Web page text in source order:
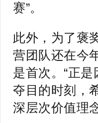
赛”。
此外，为了褒
营团队还在今
是首次。“正
夺目的时刻，
深层次价值理